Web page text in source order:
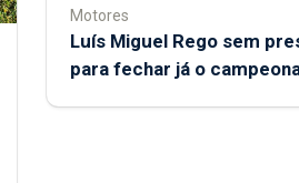
Motores
Luís Miguel Rego sem
para fechar já o